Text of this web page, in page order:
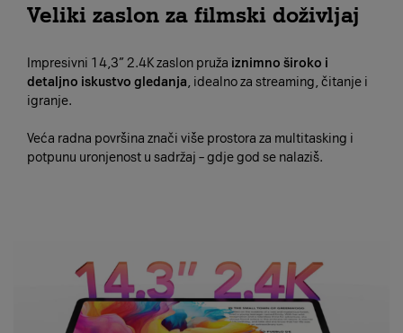
Veliki zaslon za filmski doživljaj
Impresivni 14,3” 2.4K zaslon pruža iznimno široko i
detaljno iskustvo gledanja, idealno za streaming, čitanje i
igranje.
Veća radna površina znači više prostora za multitasking i
potpunu uronjenost u sadržaj – gdje god se nalaziš.